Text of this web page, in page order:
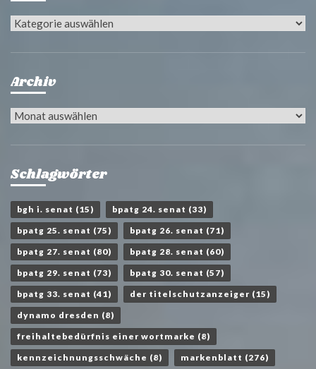
Kategorien
Archiv
Archiv
Schlagwörter
bgh i. senat (15) bpatg 24. senat (33)
bpatg 25. senat (75) bpatg 26. senat (71)
bpatg 27. senat (80) bpatg 28. senat (60)
bpatg 29. senat (73) bpatg 30. senat (57)
bpatg 33. senat (41) der titelschutzanzeiger (15)
dynamo dresden (8)
freihaltebedürfnis einer wortmarke (8)
kennzeichnungsschwäche (8) markenblatt (276)